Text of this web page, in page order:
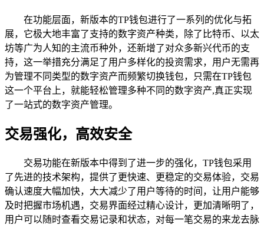
在功能层面，新版本的TP钱包进行了一系列的优化与拓
展，它极大地丰富了支持的数字资产种类，除了比特币、以太
坊等广为人知的主流币种外，还新增了对众多新兴代币的支
持，这一举措充分满足了用户多样化的投资需求，用户无需再
为管理不同类型的数字资产而频繁切换钱包，只需在TP钱包
这一个平台上，就能轻松管理多种不同的数字资产,真正实现
了一站式的数字资产管理。
交易强化，高效安全
交易功能在新版本中得到了进一步的强化，TP钱包采用
了先进的技术架构，提供了更快速、更稳定的交易体验，交易
确认速度大幅加快，大大减少了用户等待的时间，让用户能够
及时把握市场机遇，交易界面经过精心设计，更加清晰明了，
用户可以随时查看交易记录和状态，对每一笔交易的来龙去脉